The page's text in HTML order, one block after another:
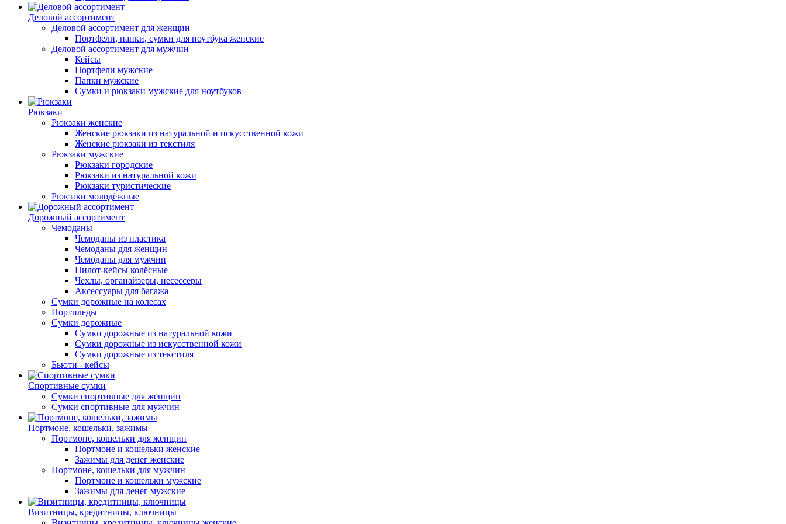
Деловой ассортимент
Деловой ассортимент для женщин
Портфели, папки, сумки для ноутбука женские
Деловой ассортимент для мужчин
Кейсы
Портфели мужские
Папки мужские
Сумки и рюкзаки мужские для ноутбуков
Рюкзаки
Рюкзаки женские
Женские рюкзаки из натуральной и искусственной кожи
Женские рюкзаки из текстиля
Рюкзаки мужские
Рюкзаки городские
Рюкзаки из натуральной кожи
Рюкзаки туристические
Рюкзаки молодёжные
Дорожный ассортимент
Чемоданы
Чемоданы из пластика
Чемоданы для женщин
Чемоданы для мужчин
Пилот-кейсы колёсные
Чехлы, органайзеры, несессеры
Аксессуары для багажа
Сумки дорожные на колесах
Портпледы
Сумки дорожные
Сумки дорожные из натуральной кожи
Сумки дорожные из искусственной кожи
Сумки дорожные из текстиля
Бьюти - кейсы
Спортивные сумки
Сумки спортивные для женщин
Сумки спортивные для мужчин
Портмоне, кошельки, зажимы
Портмоне, кошельки для женщин
Портмоне и кошельки женские
Зажимы для денег женские
Портмоне, кошельки для мужчин
Портмоне и кошельки мужские
Зажимы для денег мужские
Визитницы, кредитницы, ключницы